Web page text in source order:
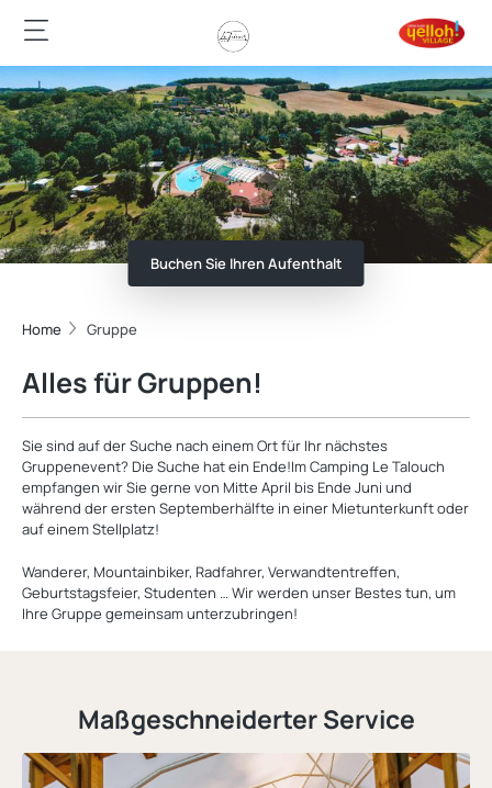
Buchen Sie Ihren Aufenthalt
Home Gruppe
Alles für Gruppen!
Sie sind auf der Suche nach einem Ort für Ihr nächstes
Gruppenevent? Die Suche hat ein Ende!Im Camping Le Talouch
empfangen wir Sie gerne von Mitte April bis Ende Juni und
während der ersten Septemberhälfte in einer Mietunterkunft oder
auf einem Stellplatz!
Wanderer, Mountainbiker, Radfahrer, Verwandtentreffen,
Geburtstagsfeier, Studenten … Wir werden unser Bestes tun, um
Ihre Gruppe gemeinsam unterzubringen!
Maßgeschneiderter Service